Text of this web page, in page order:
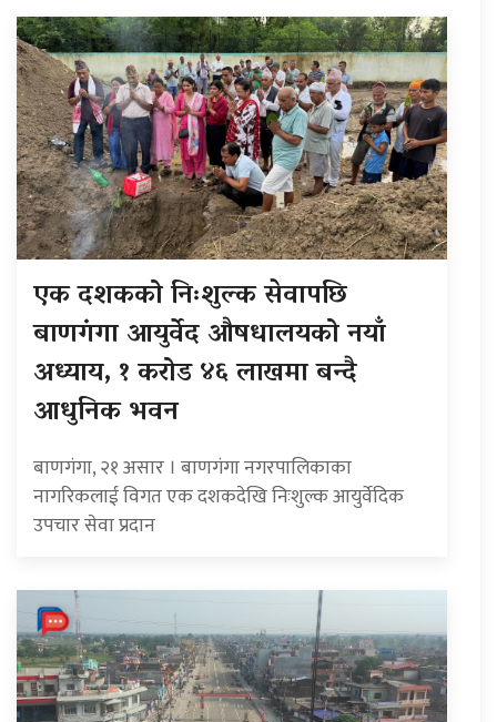
एक दशकको निःशुल्क सेवापछि
बाणगंगा आयुर्वेद औषधालयको नयाँ
अध्याय, १ करोड ४६ लाखमा बन्दै
आधुनिक भवन
बाणगंगा, २१ असार । बाणगंगा नगरपालिकाका
नागरिकलाई विगत एक दशकदेखि निःशुल्क आयुर्वेदिक
उपचार सेवा प्रदान